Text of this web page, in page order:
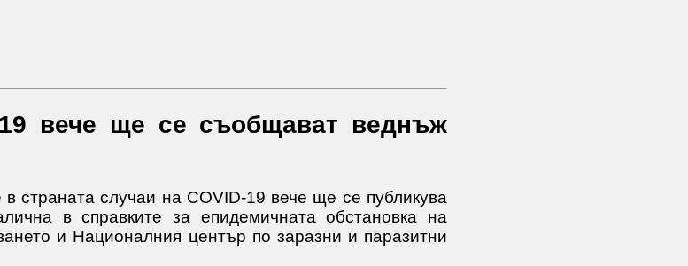
19 вече ще се съобщават веднъж
страната случаи на COVID-19 вече ще се публикува
в справките за епидемичната обстановка на
и Националния център по заразни и паразитни